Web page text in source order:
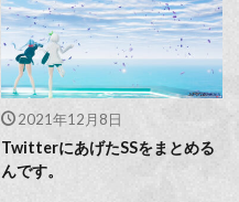
2021年12月8日
TwitterにあげたSSをまとめる
んです。